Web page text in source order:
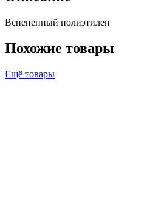
Вспененный полиэтилен
Похожие товары
Ещё товары